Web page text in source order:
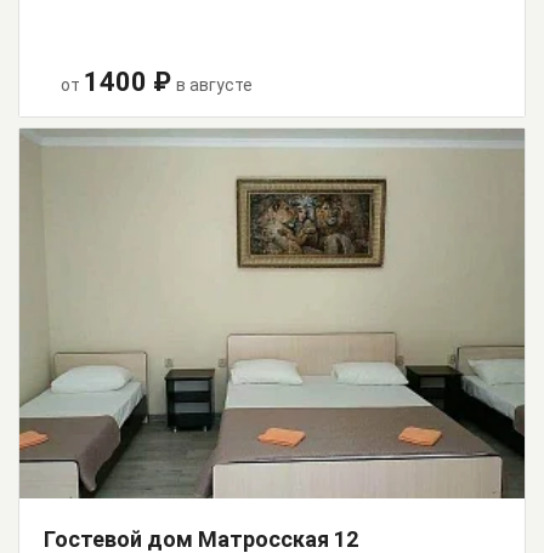
от 1400 ₽ в августе
Гостевой дом Матросская 12